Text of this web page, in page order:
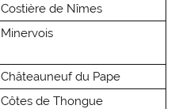
Costière de Nîmes
Minervois
Châteauneuf du Pape
Côtes de Thongue